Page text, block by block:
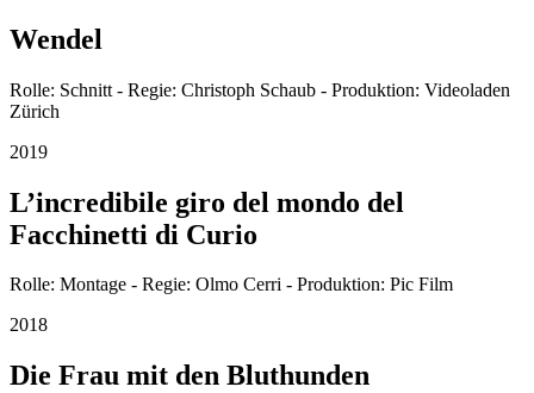
Wendel
Rolle: Schnitt - Regie: Christoph Schaub - Produktion: Videoladen
Zürich
2019
L’incredibile giro del mondo del
Facchinetti di Curio
Rolle: Montage - Regie: Olmo Cerri - Produktion: Pic Film
2018
Die Frau mit den Bluthunden